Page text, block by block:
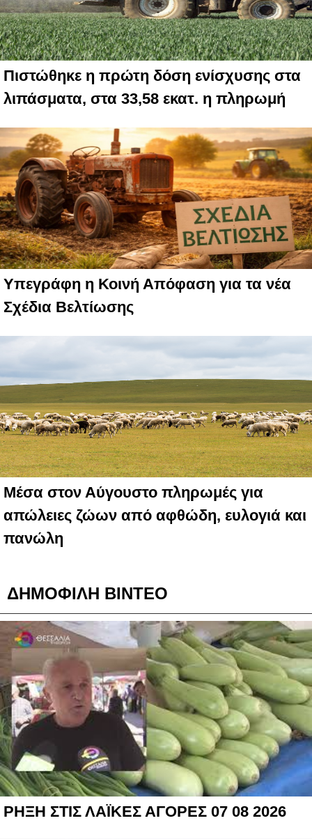
Πιστώθηκε η πρώτη δόση ενίσχυσης στα
λιπάσματα, στα 33,58 εκατ. η πληρωμή
Υπεγράφη η Κοινή Απόφαση για τα νέα
Σχέδια Βελτίωσης
Μέσα στον Αύγουστο πληρωμές για
απώλειες ζώων από αφθώδη, ευλογιά και
πανώλη
ΔΗΜΟΦΙΛΗ ΒΙΝΤΕΟ
ΡΗΞΗ ΣΤΙΣ ΛΑΪΚΕΣ ΑΓΟΡΕΣ 07 08 2026